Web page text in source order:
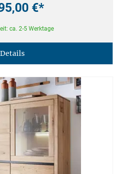
€*
ca. 2-5 Werktage
Details